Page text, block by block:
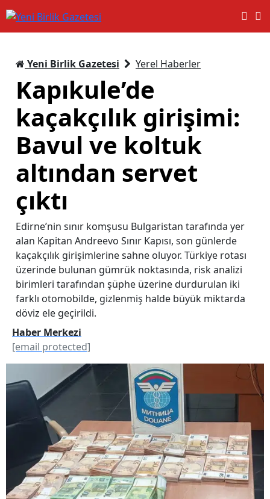
Yeni Birlik Gazetesi Yerel Haberler
Kapıkule’de
kaçakçılık girişimi:
Bavul ve koltuk
altından servet
çıktı
Edirne’nin sınır komşusu Bulgaristan tarafında yer
alan Kapitan Andreevo Sınır Kapısı, son günlerde
kaçakçılık girişimlerine sahne oluyor. Türkiye rotası
üzerinde bulunan gümrük noktasında, risk analizi
birimleri tarafından şüphe üzerine durdurulan iki
farklı otomobilde, gizlenmiş halde büyük miktarda
döviz ele geçirildi.
Haber Merkezi
[email protected]